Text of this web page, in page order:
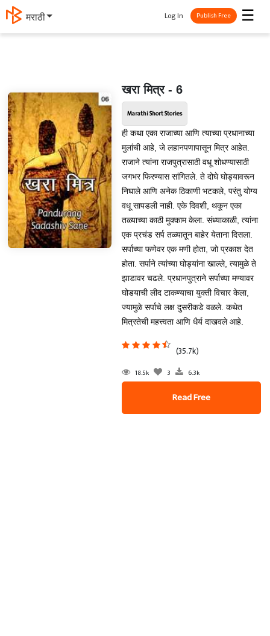
मराठी ☰
Log In Publish Free
खरा मित्र - 6
Marathi Short Stories
ही कथा एका राजाच्या आणि त्याच्या प्रधानाच्या
मुलांची आहे, जे लहानपणापासून मित्र आहेत.
राजाने त्यांना राजपुत्रासाठी वधू शोधण्यासाठी
जगभर फिरण्यास सांगितले. ते दोघे घोड्यावरून
निघाले आणि अनेक ठिकाणी भटकले, परंतु योग्य
वधू सापडली नाही. एके दिवशी, थकून एका
तळ्याच्या काठी मुक्काम केला. संध्याकाळी, त्यांना
एक प्रचंड सर्प तळ्यातून बाहेर येताना दिसला.
सर्पाच्या फणेवर एक मणी होता, जो प्रकाश देत
होता. सर्पाने त्यांच्या घोड्यांना खाल्ले, त्यामुळे ते
झाडावर चढले. प्रधानपुत्राने सर्पाच्या मण्यावर
घोडयाची लीद टाकण्याचा युक्ती विचार केला,
ज्यामुळे सर्पाचे लक्ष दुसरीकडे वळले. कथेत
मित्रतेची महत्त्वता आणि धैर्य दाखवले आहे.
(35.7k)
18.5k 3 6.3k
Read Free